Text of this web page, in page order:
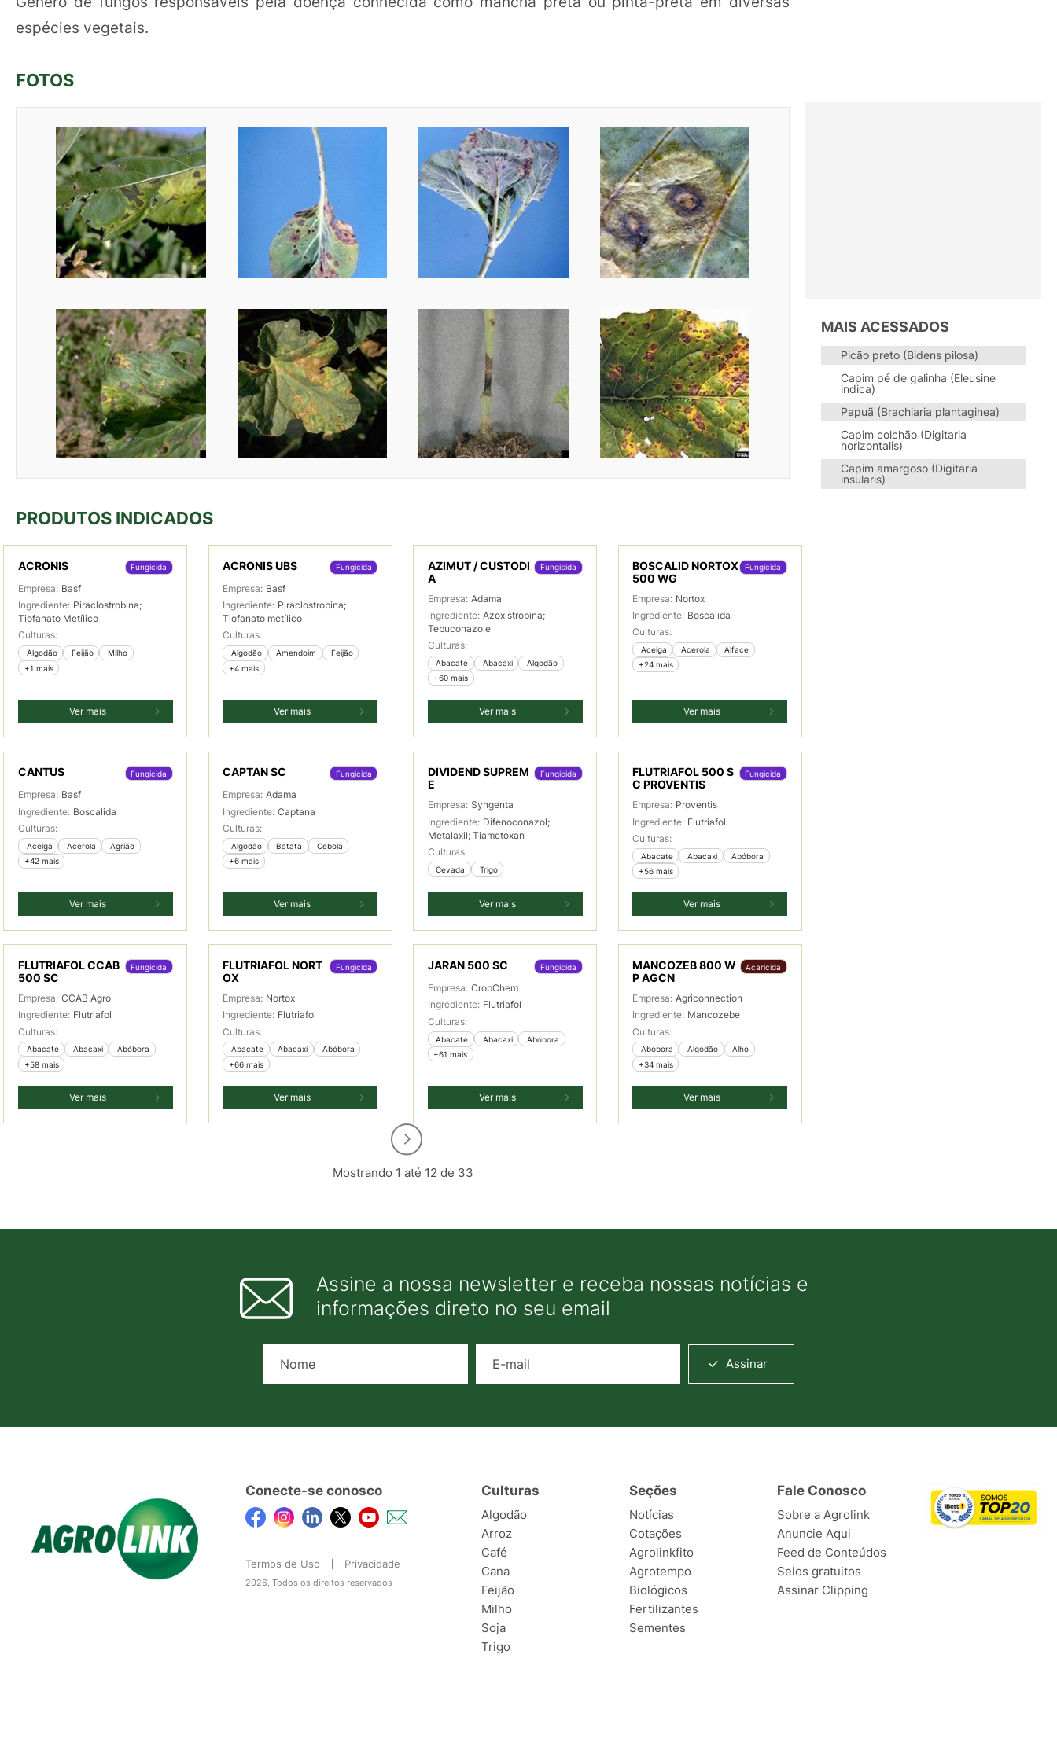
espécies vegetais.
FOTOS
PRODUTOS INDICADOS
ACRONIS Fungicida
Empresa: Basf
Ingrediente: Piraclostrobina;
Tiofanato Metílico
Culturas:
Algodão Feijão
Milho
+1 mais
Ver mais
ACRONIS UBS Fungicida
Empresa: Basf
Ingrediente: Piraclostrobina;
Tiofanato metílico
Culturas:
Algodão Amendoim
Feijão
+4 mais
Ver mais
AZIMUT / CUSTODI
A
Fungicida
Empresa: Adama
Ingrediente: Azoxistrobina;
Tebuconazole
Culturas:
Abacate Abacaxi
Algodão
+60 mais
Ver mais
BOSCALID NORTOX
500 WG
Fungicida
Empresa: Nortox
Ingrediente: Boscalida
Culturas:
Acelga Acerola
Alface
+24 mais
Ver mais
CANTUS Fungicida
Empresa: Basf
Ingrediente: Boscalida
Culturas:
Acelga Acerola
Agrião
+42 mais
Ver mais
CAPTAN SC Fungicida
Empresa: Adama
Ingrediente: Captana
Culturas:
Algodão Batata
Cebola
+6 mais
Ver mais
DIVIDEND SUPREM
E
Fungicida
Empresa: Syngenta
Ingrediente: Difenoconazol;
Metalaxil; Tiametoxan
Culturas:
Cevada Trigo
Ver mais
FLUTRIAFOL 500 S
C PROVENTIS
Fungicida
Empresa: Proventis
Ingrediente: Flutriafol
Culturas:
Abacate Abacaxi
Abóbora
+56 mais
Ver mais
FLUTRIAFOL CCAB
500 SC
Fungicida
Empresa: CCAB Agro
Ingrediente: Flutriafol
Culturas:
Abacate Abacaxi
Abóbora
+58 mais
Ver mais
FLUTRIAFOL NORT
OX
Fungicida
Empresa: Nortox
Ingrediente: Flutriafol
Culturas:
Abacate Abacaxi
Abóbora
+66 mais
Ver mais
JARAN 500 SC Fungicida
Empresa: CropChem
Ingrediente: Flutriafol
Culturas:
Abacate Abacaxi
Abóbora
+61 mais
Ver mais
MANCOZEB 800 W
P AGCN
Acaricida
Empresa: Agriconnection
Ingrediente: Mancozebe
Culturas:
Abóbora Algodão
Alho
+34 mais
Ver mais
Mostrando 1 até 12 de 33
MAIS ACESSADOS
Picão preto (Bidens pilosa)
Capim pé de galinha (Eleusine
indica)
Papuã (Brachiaria plantaginea)
Capim colchão (Digitaria
horizontalis)
Capim amargoso (Digitaria
insularis)
Assine a nossa newsletter e receba nossas notícias e
informações direto no seu email
Assinar
Conecte-se conosco
Termos de Uso Privacidade
2026, Todos os direitos reservados
Culturas
Algodão
Arroz
Café
Cana
Feijão
Milho
Soja
Trigo
Seções
Notícias
Cotações
Agrolinkfito
Agrotempo
Biológicos
Fertilizantes
Sementes
Fale Conosco
Sobre a Agrolink
Anuncie Aqui
Feed de Conteúdos
Selos gratuitos
Assinar Clipping